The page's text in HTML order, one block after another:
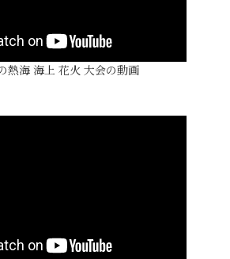
熱海 海上 花火 大会の動画